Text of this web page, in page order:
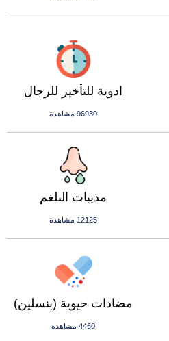
ادوية للتأخير للرجال
96930 مشاهدة
مذيبات البلغم
12125 مشاهدة
مضادات حيوية (بنسلين)
4460 مشاهدة